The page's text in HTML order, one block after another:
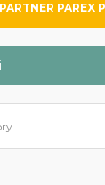
PAREX